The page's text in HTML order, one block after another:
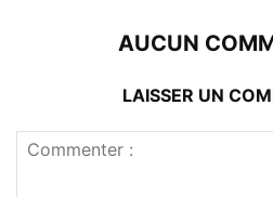
AUCUN
LAISSER UN